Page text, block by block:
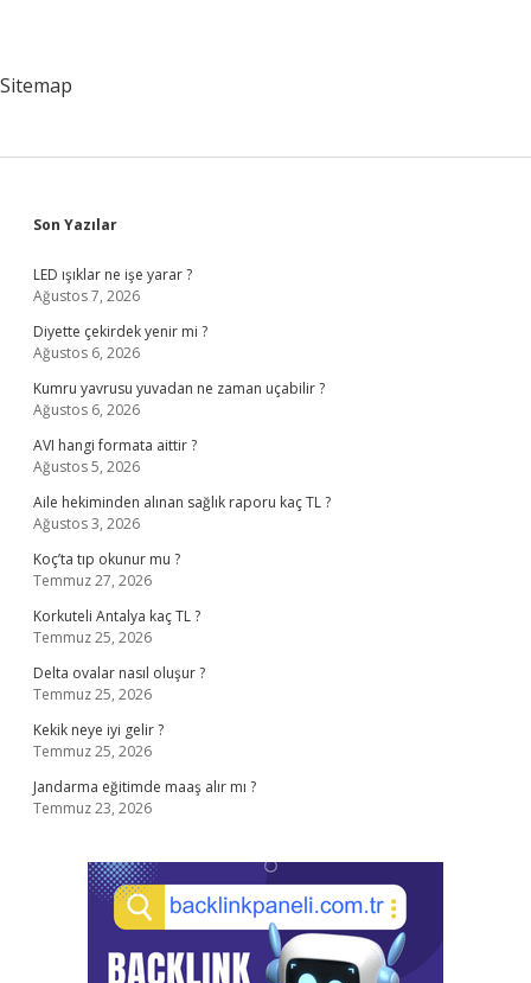
Sitemap
Sidebar
Son Yazılar
LED ışıklar ne işe yarar ?
Ağustos 7, 2026
Diyette çekirdek yenir mi ?
Ağustos 6, 2026
Kumru yavrusu yuvadan ne zaman uçabilir ?
Ağustos 6, 2026
AVI hangi formata aittir ?
Ağustos 5, 2026
Aile hekiminden alınan sağlık raporu kaç TL ?
Ağustos 3, 2026
Koç’ta tıp okunur mu ?
Temmuz 27, 2026
Korkuteli Antalya kaç TL ?
Temmuz 25, 2026
Delta ovalar nasıl oluşur ?
Temmuz 25, 2026
Kekik neye iyi gelir ?
Temmuz 25, 2026
Jandarma eğitimde maaş alır mı ?
Temmuz 23, 2026